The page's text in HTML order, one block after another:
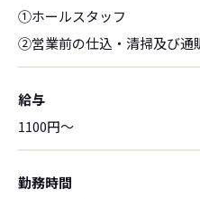
①ホールスタッフ
②営業前の仕込・清掃及び通
給与
1100円～
勤務時間